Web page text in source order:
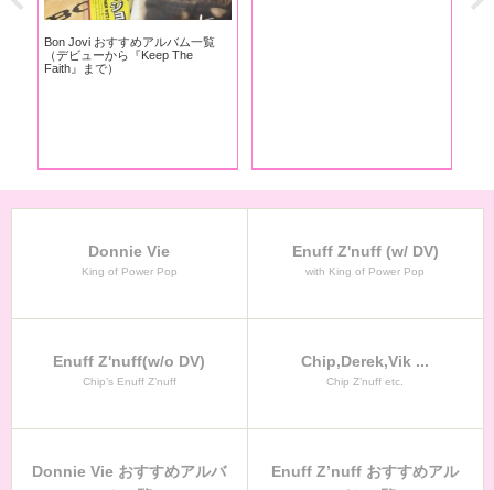
Bon Jovi おすすめアルバム一覧
（デビューから『Keep The
Faith』まで）
Donnie Vie
King of Power Pop
Enuff Z'nuff (w/ DV)
with King of Power Pop
Enuff Z'nuff(w/o DV)
Chip’s Enuff Z’nuff
Chip,Derek,Vik ...
Chip Z’nuff etc.
Donnie Vie おすすめアルバ
Enuff Z’nuff おすすめアル